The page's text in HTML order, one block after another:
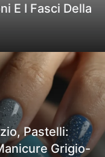
E I Fasci Della
Pastelli:
Grigio-